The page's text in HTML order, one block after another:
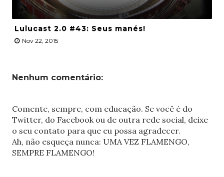
Lulucast 2.0 #43: Seus manés!
Nov 22, 2015
Nenhum comentário:
Comente, sempre, com educação. Se você é do
Twitter, do Facebook ou de outra rede social, deixe
o seu contato para que eu possa agradecer.
Ah, não esqueça nunca: UMA VEZ FLAMENGO,
SEMPRE FLAMENGO!